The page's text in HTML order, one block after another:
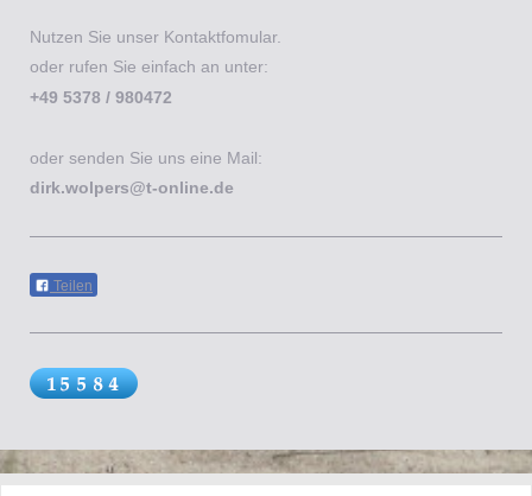
Nutzen Sie unser Kontaktfomular.
oder rufen Sie einfach an unter:
+49 5378 / 980472
oder senden Sie uns eine Mail:
dirk.wolpers@t-online.de
Teilen